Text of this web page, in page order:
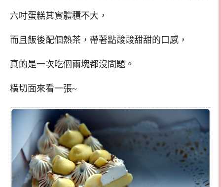
六吋蛋糕其實體積不大，
而且飯後配個熱茶，帶著點酸酸甜甜的口感，
真的是一次吃個兩塊都沒問題。
橫切面來看一張~